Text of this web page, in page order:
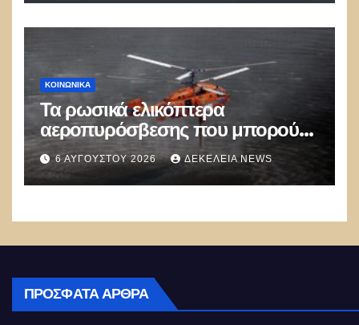
ΚΟΙΝΩΝΙΚΑ
Τα ρωσικά ελικόπτερα
αεροπυρόσβεσης που μπορούν
να ρίχνουν 5 τόνους νερού με 8
μποφόρ
6 ΑΥΓΟΎΣΤΟΥ 2026 ΔΕΚΈΛΕΙΑ NEWS
ΠΡΌΣΦΑΤΑ ΆΡΘΡΑ